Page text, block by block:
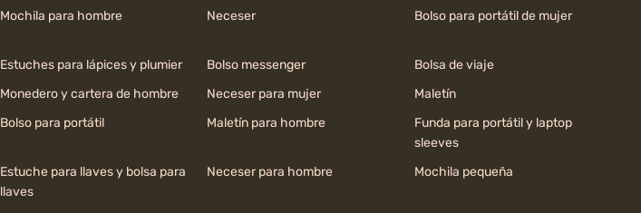
Mochila para hombre Neceser Bolso para portátil de mujer
Estuches para lápices y plumier Bolso messenger
Bolsa de viaje
Monedero y cartera de hombre Neceser para mujer
Maletín
Bolso para portátil Maletín para hombre
Funda para portátil y laptop
sleeves
Estuche para llaves y bolsa para
llaves
Neceser para hombre Mochila pequeña